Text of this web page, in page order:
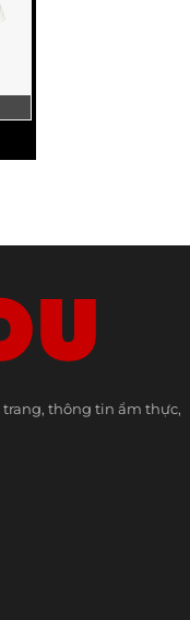
thông tin ẩm thực,